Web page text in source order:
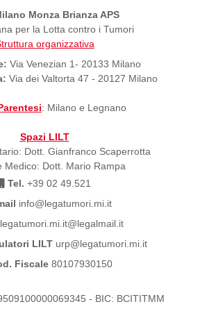
Monza Brianza APS
per la Lotta contro i Tumori
organizzativa
Via Venezian 1- 20133 Milano
Via dei Valtorta 47 - 20127 Milano
: Milano e Legnano
Spazi LILT
Dott. Gianfranco Scaperrotta
Medico: Dott. Mario Rampa
Tel. +39 02 49.521
info@legatumori.mi.it
legatumori.mi.it@legalmail.it
LILTurp@legatumori.mi.it
Fiscale80107930150
- BIC: BCITITMM